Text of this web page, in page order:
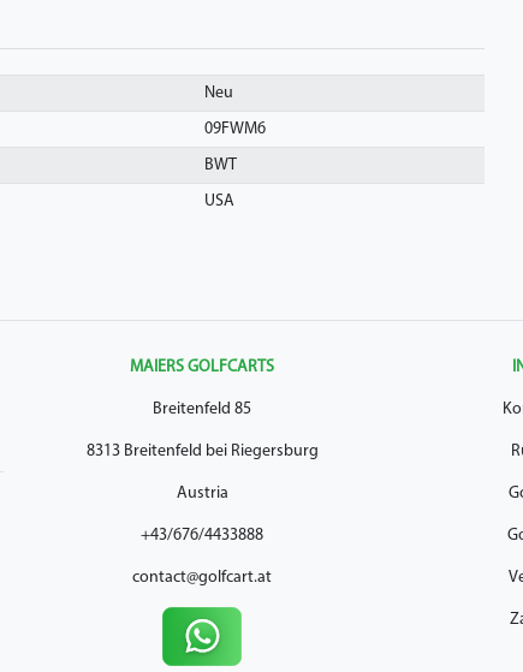
Neu
09FWM6
BWT
USA
MAIERS GOLFCARTS
Breitenfeld 85
8313 Breitenfeld bei Riegersburg
Austria
+43/676/4433888
contact@golfcart.at